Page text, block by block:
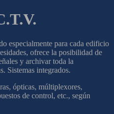
especialmente para cada edificio
ofrece la posibilidad de
y archivar toda la
Sistemas integrados.
ópticas, múltiplexores,
de control, etc., según